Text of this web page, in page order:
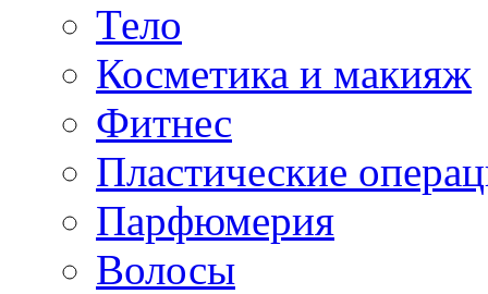
Тело
Косметика и макияж
Фитнес
Пластические
Парфюмерия
Волосы